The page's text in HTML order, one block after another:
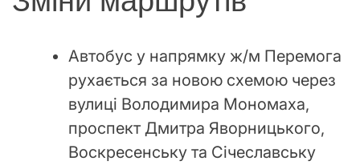
Автобус у напрямку ж/м Перемога
рухається за новою схемою через
вулиці Володимира Мономаха,
проспект Дмитра Яворницького,
Воскресенську та Січеславську